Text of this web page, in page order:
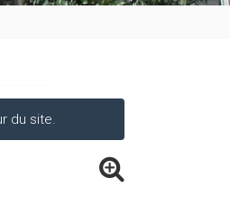
du site.